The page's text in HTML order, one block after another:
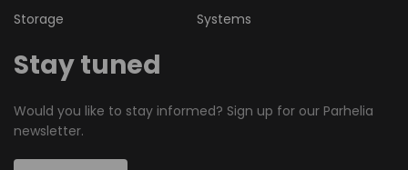
Storage
Systems
Stay tuned
Would you like to stay informed? Sign up for our Parhelia
newsletter.